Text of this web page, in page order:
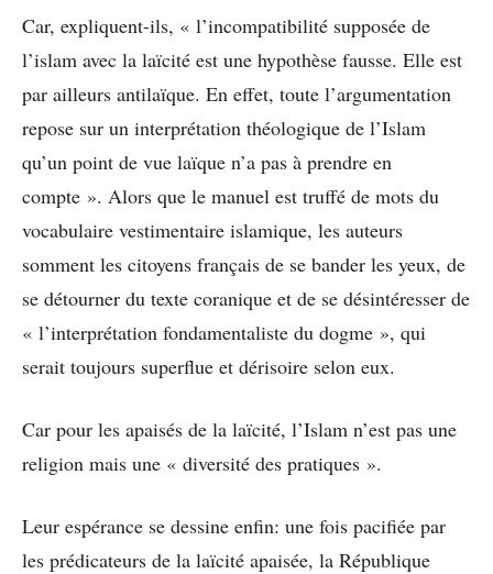
Car, expliquent-ils, « l’incompatibilité supposée de
l’islam avec la laïcité est une hypothèse fausse. Elle est
par ailleurs antilaïque. En effet, toute l’argumentation
repose sur un interprétation théologique de l’Islam
qu’un point de vue laïque n’a pas à prendre en
compte ». Alors que le manuel est truffé de mots du
vocabulaire vestimentaire islamique, les auteurs
somment les citoyens français de se bander les yeux, de
se détourner du texte coranique et de se désintéresser de
« l’interprétation fondamentaliste du dogme », qui
serait toujours superflue et dérisoire selon eux.
Car pour les apaisés de la laïcité, l’Islam n’est pas une
religion mais une « diversité des pratiques ».
Leur espérance se dessine enfin: une fois pacifiée par
les prédicateurs de la laïcité apaisée, la République